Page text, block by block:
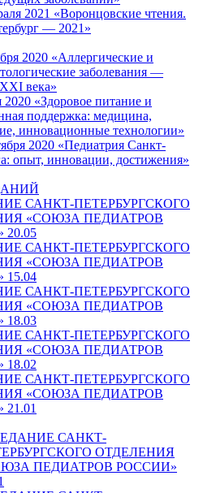
2021 «Воронцовские чтения.
— 2021»
2020 «Аллергические и
заболевания —
века»
2020 «Здоровое питание и
поддержка: медицина,
инновационные технологии»
2020 «Педиатрия Санкт-
опыт, инновации, достижения»
САНКТ-ПЕТЕРБУРГСКОГО
«СОЮЗА ПЕДИАТРОВ
САНКТ-ПЕТЕРБУРГСКОГО
«СОЮЗА ПЕДИАТРОВ
САНКТ-ПЕТЕРБУРГСКОГО
«СОЮЗА ПЕДИАТРОВ
САНКТ-ПЕТЕРБУРГСКОГО
«СОЮЗА ПЕДИАТРОВ
САНКТ-ПЕТЕРБУРГСКОГО
«СОЮЗА ПЕДИАТРОВ
САНКТ-
ОТДЕЛЕНИЯ
ПЕДИАТРОВ РОССИИ»